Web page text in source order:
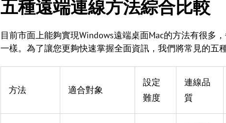
五種遠端連線方法綜合比較
目前市面上能夠實現Windows遠端桌面Mac的方法有很多
一樣。為了讓您更夠快速掌握全面資訊，我們將常見的五
方法 適合對象
設定
難度
連線品
質